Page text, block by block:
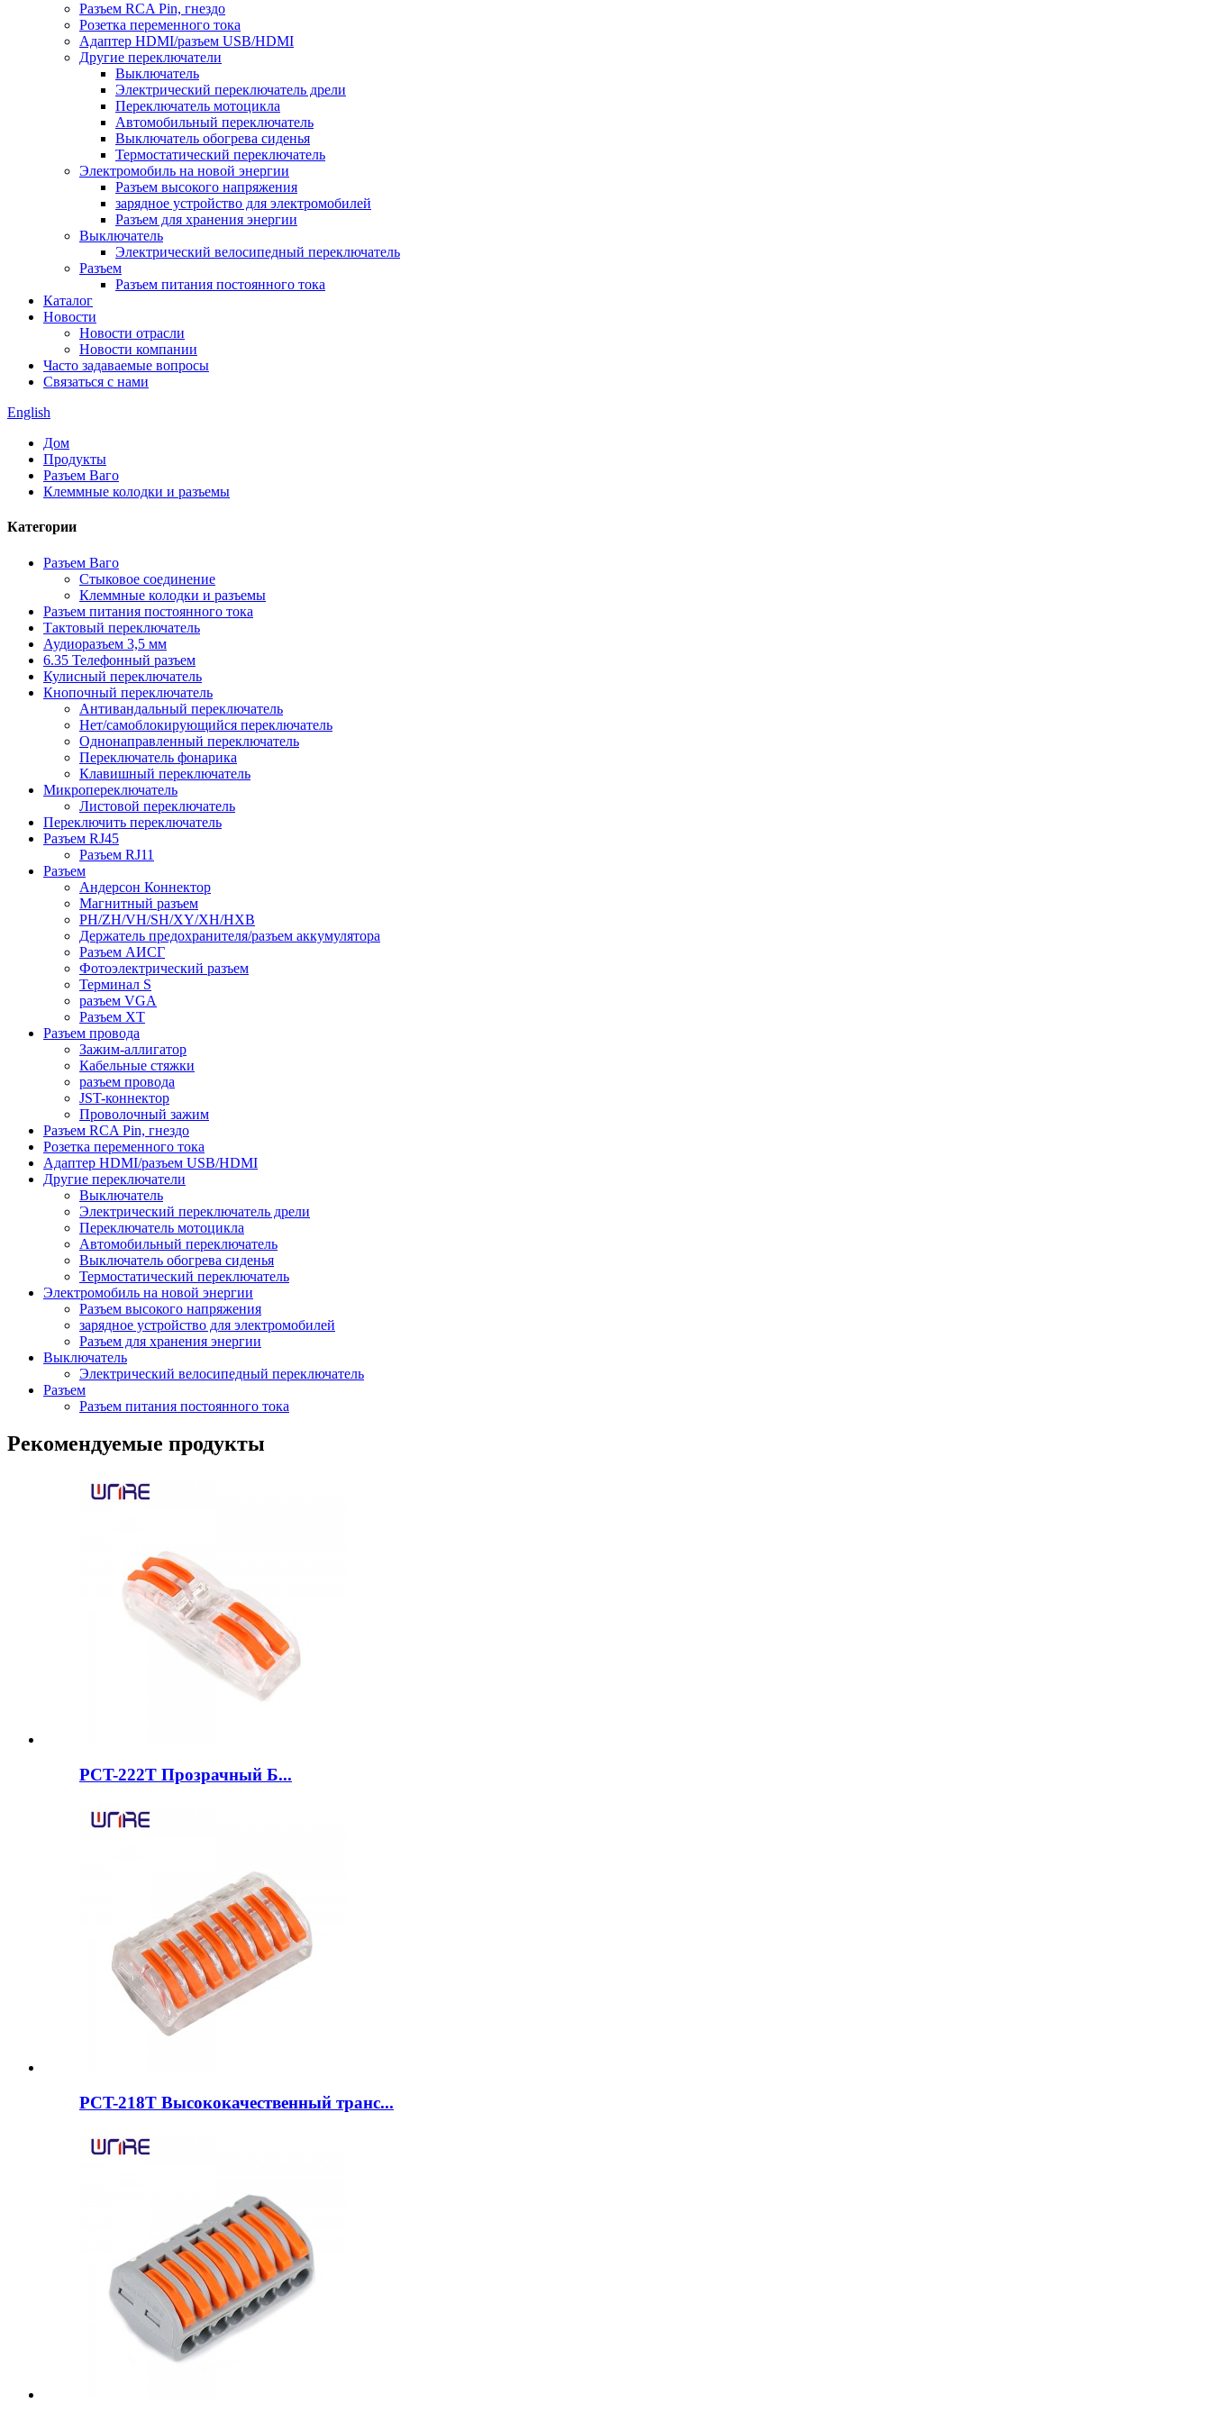
Разъем RCA Pin, гнездо
Розетка переменного тока
Адаптер HDMI/разъем USB/HDMI
Другие переключатели
Выключатель
Электрический переключатель дрели
Переключатель мотоцикла
Автомобильный переключатель
Выключатель обогрева сиденья
Термостатический переключатель
Электромобиль на новой энергии
Разъем высокого напряжения
зарядное устройство для электромобилей
Разъем для хранения энергии
Выключатель
Электрический велосипедный переключатель
Разъем
Разъем питания постоянного тока
Каталог
Новости
Новости отрасли
Новости компании
Часто задаваемые вопросы
Связаться с нами
English
Дом
Продукты
Разъем Ваго
Клеммные колодки и разъемы
Категории
Разъем Ваго
Стыковое соединение
Клеммные колодки и разъемы
Разъем питания постоянного тока
Тактовый переключатель
Аудиоразъем 3,5 мм
6.35 Телефонный разъем
Кулисный переключатель
Кнопочный переключатель
Антивандальный переключатель
Нет/самоблокирующийся переключатель
Однонаправленный переключатель
Переключатель фонарика
Клавишный переключатель
Микропереключатель
Листовой переключатель
Переключить переключатель
Разъем RJ45
Разъем RJ11
Разъем
Андерсон Коннектор
Магнитный разъем
PH/ZH/VH/SH/XY/XH/HXB
Держатель предохранителя/разъем аккумулятора
Разъем АИСГ
Фотоэлектрический разъем
Терминал S
разъем VGA
Разъем ХТ
Разъем провода
Зажим-аллигатор
Кабельные стяжки
разъем провода
JST-коннектор
Проволочный зажим
Разъем RCA Pin, гнездо
Розетка переменного тока
Адаптер HDMI/разъем USB/HDMI
Другие переключатели
Выключатель
Электрический переключатель дрели
Переключатель мотоцикла
Автомобильный переключатель
Выключатель обогрева сиденья
Термостатический переключатель
Электромобиль на новой энергии
Разъем высокого напряжения
зарядное устройство для электромобилей
Разъем для хранения энергии
Выключатель
Электрический велосипедный переключатель
Разъем
Разъем питания постоянного тока
Рекомендуемые продукты
PCT-222T Прозрачный Б...
PCT-218T Высококачественный транс...